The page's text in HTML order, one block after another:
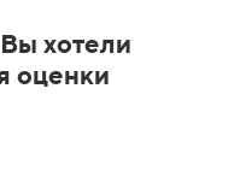
хотели
оценки